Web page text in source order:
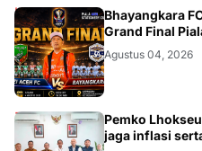
SPORT
Bhayangkara
Grand Final
Agustus 04, 2026
ACEH
Pemko
jaga inflasi